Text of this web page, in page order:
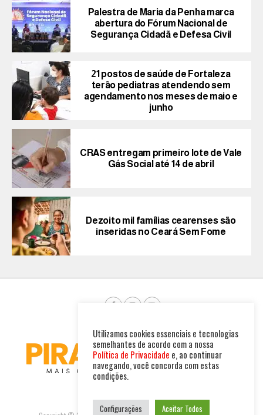
Palestra de Maria da Penha marca
abertura do Fórum Nacional de
Segurança Cidadã e Defesa Civil
21 postos de saúde de Fortaleza
terão pediatras atendendo sem
agendamento nos meses de maio e
junho
CRAS entregam primeiro lote de Vale
Gás Social até 14 de abril
Dezoito mil famílias cearenses são
inseridas no Ceará Sem Fome
Utilizamos cookies essenciais e tecnologias
semelhantes de acordo com a nossa
Política de Privacidade e, ao continuar
navegando, você concorda com estas
condições.
Configurações Aceitar Todos